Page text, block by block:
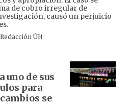
de cobro irregular de
causó un perjuicio
Redacción ÚH
uno de sus
para
se